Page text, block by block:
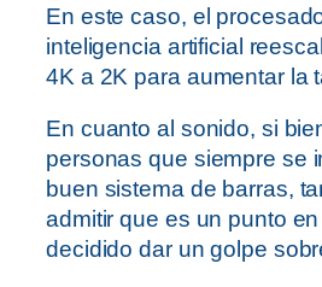
En este caso, el
inteligencia artificial
4K a 2K para aumentar la
En cuanto al sonido, si
personas que siempre se
buen sistema de barras,
admitir que es un punto
decidido dar un golpe